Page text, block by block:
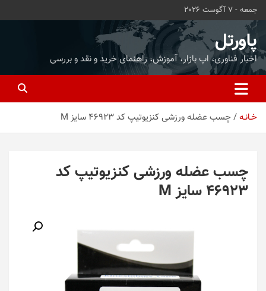
محتوا
بروید
جمعه - 7 آگوست 2026
پاورتل
اخبار فناوری، اپ بازار، آموزش، راهنمای خرید و نقد و بررسی
خـانـه چسب عضله ورزشی کنزیوتیپ کد 46923 سایز M
چسب عضله ورزشی کنزیوتیپ کد
46923 سایز M